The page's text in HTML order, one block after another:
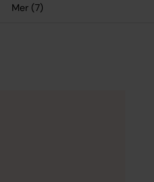
Mer (7)